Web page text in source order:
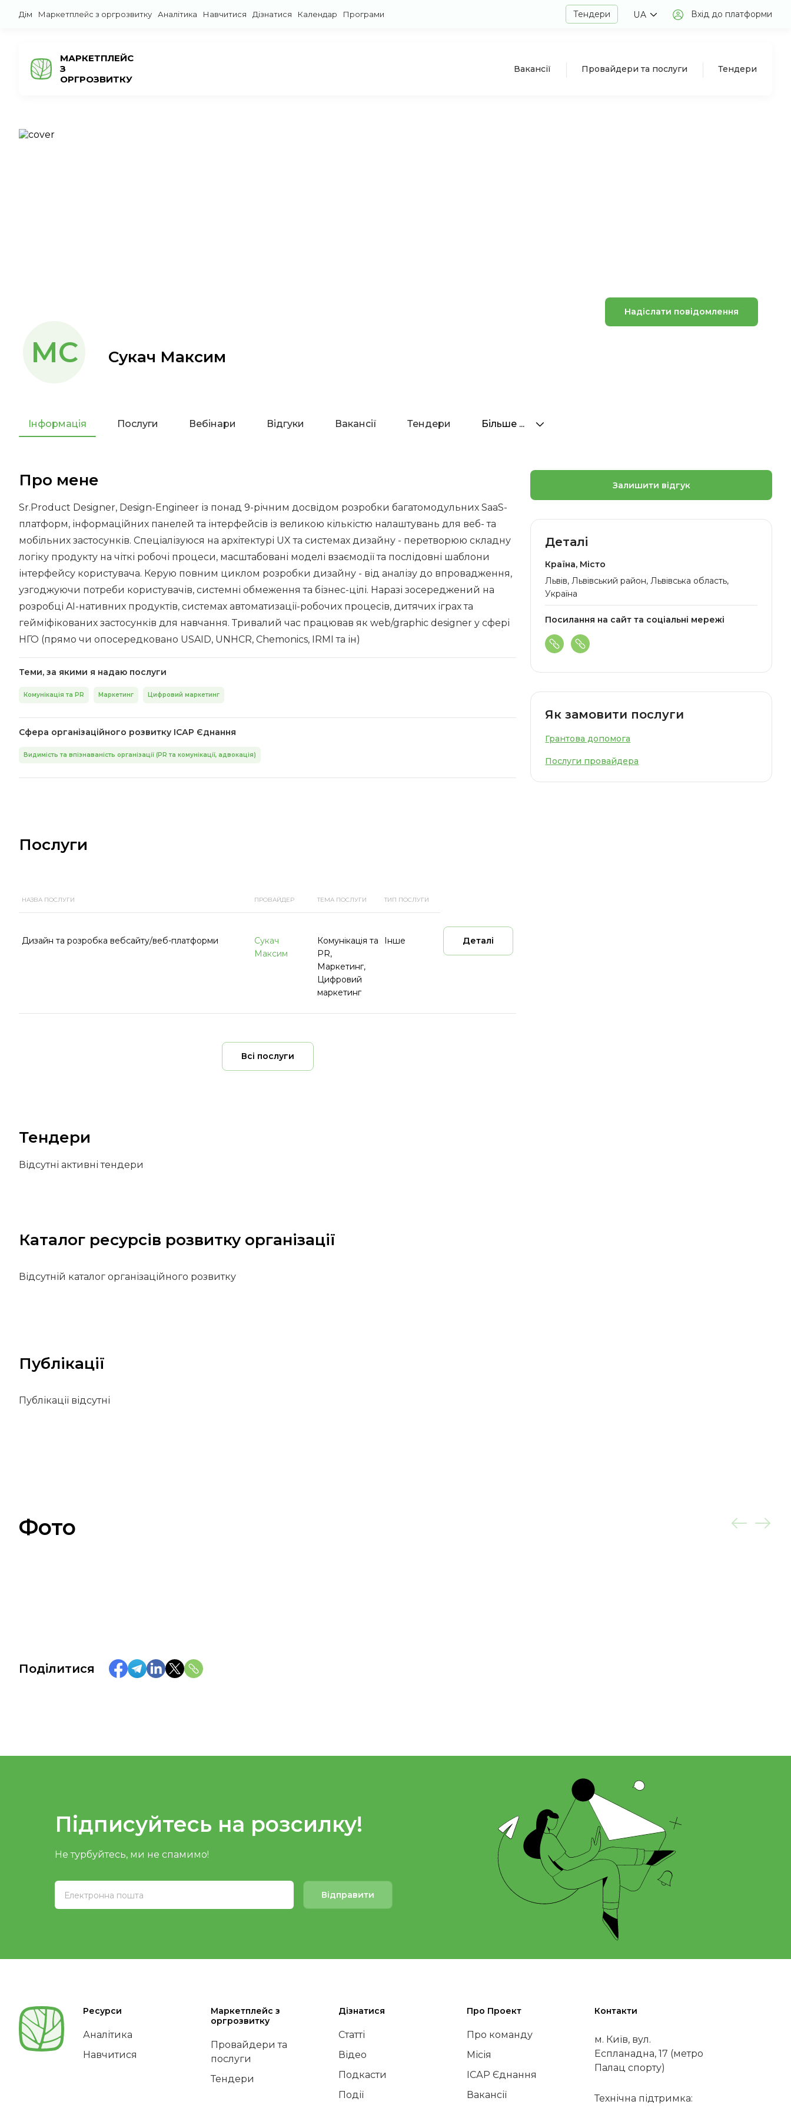
Дім Маркетплейс з оргрозвитку Аналітика Навчитися Дізнатися Календар Програми Тендери UA Вхід до платформи
МАРКЕТПЛЕЙС
З
ОРГРОЗВИТКУ
Вакансії Провайдери та послуги Тендери
Надіслати повідомлення
МС Сукач Максим
Інформація Послуги Вебінари Відгуки Вакансії Тендери Більше ...
Про мене
Sr.Product Designer, Design-Engineer із понад 9-річним досвідом розробки багатомодульних SaaS-
платформ, інформаційних панелей та інтерфейсів із великою кількістю налаштувань для веб- та
мобільних застосунків. Спеціалізуюся на архітектурі UX та системах дизайну - перетворюю складну
логіку продукту на чіткі робочі процеси, масштабовані моделі взаємодії та послідовні шаблони
інтерфейсу користувача. Керую повним циклом розробки дизайну - від аналізу до впровадження,
узгоджуючи потреби користувачів, системні обмеження та бізнес-цілі. Наразі зосереджений на
розробці AI-нативних продуктів, системах автоматизації-робочих процесів, дитячих іграх та
гейміфікованих застосунків для навчання. Тривалий час працював як web/graphic designer у сфері
НГО (прямо чи опосередковано USAID, UNHCR, Chemonics, IRMI та ін)
Теми, за якими я надаю послуги
Комунікація та PR Маркетинг Цифровий маркетинг
Сфера організаційного розвитку ІСАР Єднання
Видимість та впізнаваність організації (PR та комунікації, адвокація)
Послуги
НАЗВА ПОСЛУГИ ПРОВАЙДЕР ТЕМА ПОСЛУГИ ТИП ПОСЛУГИ
Дизайн та розробка вебсайту/веб-платформи
Сукач
Максим
Комунікація та
PR,
Маркетинг,
Цифровий
маркетинг
Інше Деталі
Всі послуги
Тендери
Відсутні активні тендери
Каталог ресурсів розвитку організації
Відсутній каталог організаційного розвитку
Публікації
Публікації відсутні
Залишити відгук
Деталі
Країна, Місто
Львів, Львівський район, Львівська область,
Україна
Посилання на сайт та соціальні мережі
Як замовити послуги
Грантова допомога
Послуги провайдера
Фото
Поділитися
Підписуйтесь на розсилку!
Не турбуйтесь, ми не спамимо!
Відправити
Ресурси
Аналітика
Навчитися
Маркетплейс з
оргрозвитку
Провайдери та
послуги
Тендери
Дізнатися
Статті
Відео
Подкасти
Події
Про Проект
Про команду
Місія
ІСАР Єднання
Вакансії
Контакти
м. Київ, вул.
Еспланадна, 17 (метро
Палац спорту)
Технічна підтримка: